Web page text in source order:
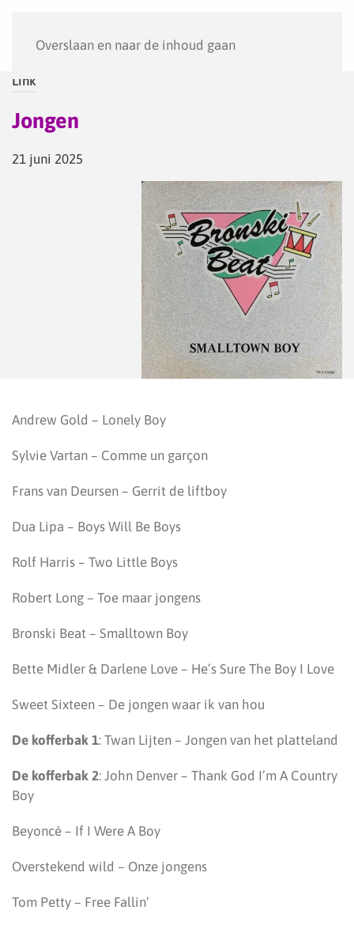
Overslaan en naar de inhoud gaan
Link
Jongen
21 juni 2025
Andrew Gold – Lonely Boy
Sylvie Vartan – Comme un garçon
Frans van Deursen – Gerrit de liftboy
Dua Lipa – Boys Will Be Boys
Rolf Harris – Two Little Boys
Robert Long – Toe maar jongens
Bronski Beat – Smalltown Boy
Bette Midler & Darlene Love – He’s Sure The Boy I Love
Sweet Sixteen – De jongen waar ik van hou
De kofferbak 1: Twan Lijten – Jongen van het platteland
De kofferbak 2: John Denver – Thank God I’m A Country
Boy
Beyoncé – If I Were A Boy
Overstekend wild – Onze jongens
Tom Petty – Free Fallin’